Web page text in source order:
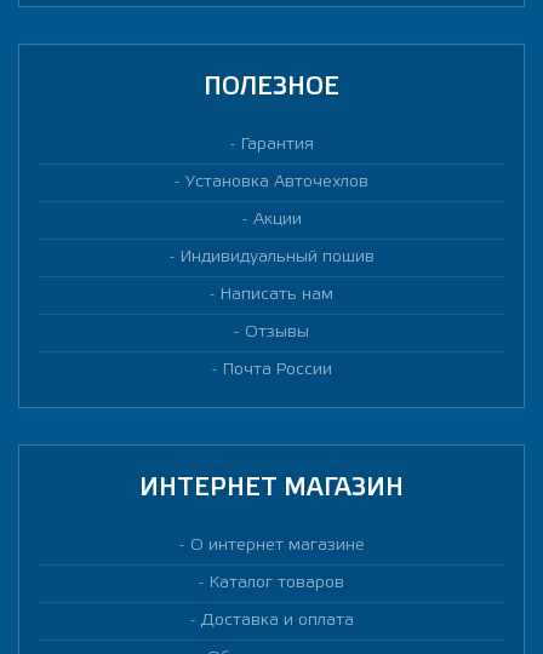
ПОЛЕЗНОЕ
Гарантия
Установка Авточехлов
Акции
Индивидуальный пошив
Написать нам
Отзывы
Почта России
ИНТЕРНЕТ МАГАЗИН
О интернет магазине
Каталог товаров
Доставка и оплата